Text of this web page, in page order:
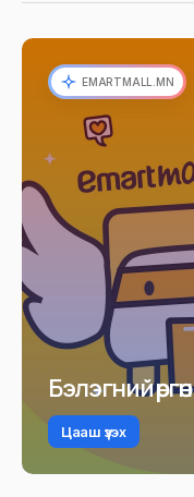
EMARTMALL.MN
Бэлэгний
Цааш үзэх